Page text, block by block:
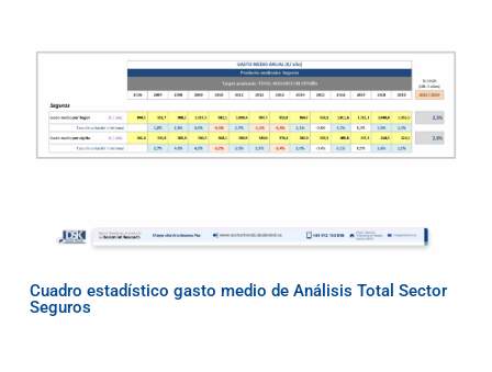
Cuadro estadístico gasto medio de Análisis Total Sector
Seguros